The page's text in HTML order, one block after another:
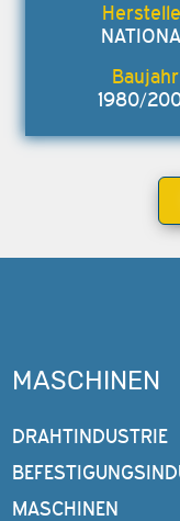
1980/
MASCHINEN
DRAHTINDUSTRIE
MASCHINEN